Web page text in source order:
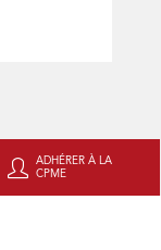
ADHÉRER À LA
CPME